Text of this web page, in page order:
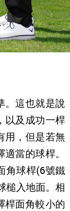
。這也就是說
以及成功一桿
用，但是若無
當的球桿。
角球桿(6號鐵
槌入地面。相
桿面角較小的